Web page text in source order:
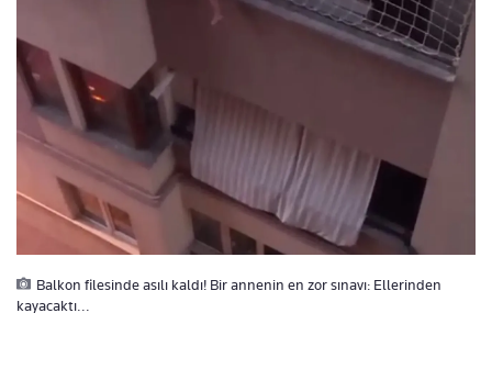
Balkon filesinde asılı kaldı! Bir annenin en zor sınavı: Ellerinden
kayacaktı...